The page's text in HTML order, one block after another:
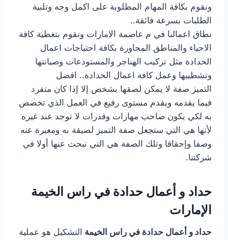
ونقوم بكافة المهام المطلوبة على اكمل وجه وتلبية
الطلبات بسرعة فائقة..
نطاق اعمالنا في م عاصمة الامارات ونقوم بتغطية كافة
الاحياء والمناطق المجاورة بكافة احتياجات اعمال
الحدادة مثل تركيب الهناجر والمستودعات وصيانتها
وتشطيبها وعمل كافة اعمال الحدادة.. افضل
التميز صفة لا يمكن لصقها بشخص إلا إذا كان متفرد
فيما يقدمه ويقدم مستوى رفيع في العمل الذي تخصص
به لكي يكون صاحب مهارات وقدرات لا توجد عند غيره
لأنها هي التي ستجعل صفة التميز لصيقة به ومعبرة عنه
وصفا وإحقاقا وتلك الصفة هي التي نبحث عنها أولا في
شركتنا.
حداد و أعمال حدادة في راس الخيمة
الإمارات
حداد و أعمال حدادة في راس الخيمة التشكيل هو عملية